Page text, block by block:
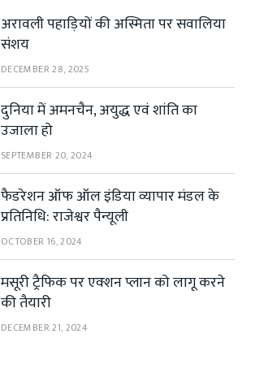
अरावली पहाड़ियों की अस्मिता पर सवालिया
संशय
DECEMBER 28, 2025
दुनिया में अमनचैन, अयुद्ध एवं शांति का
उजाला हो
SEPTEMBER 20, 2024
फैडरेशन ऑफ ऑल इंडिया व्यापार मंडल के
प्रतिनिधि: राजेश्वर पैन्यूली
OCTOBER 16, 2024
मसूरी ट्रैफिक पर एक्शन प्लान को लागू करने
की तैयारी
DECEMBER 21, 2024